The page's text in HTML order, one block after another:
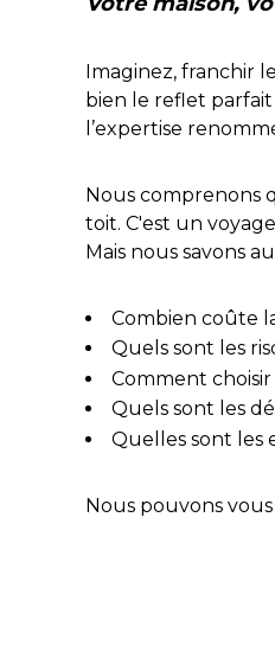
Imaginez, franchir
bien le reflet parfait
l’expertise
Nous comprenons
toit. C'est un
Mais nous savons
Combien coûte
Quels sont les
Comment
Quels sont les
Quelles sont les
Nous pouvons